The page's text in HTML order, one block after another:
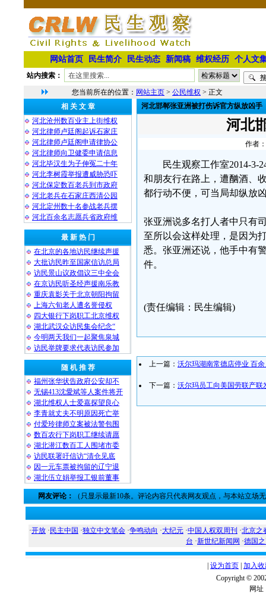
网站首页 民生简介 民生动态 新闻稿 维权经历 个人文
站内搜索：
您当前所在的位置： 网站主页 > 公民维权 > 正文
相 关 文 章
河北沧州数百业主上街维权
河北律师卢廷阁起诉石家庄
河北律师卢廷阁申请律协公
河北律师向卫健委申请信息
河北毕汉生为子伸冤二十年
河北李树霞举报遭威胁恐吓
河北保定数百老兵到市政府
河北老兵在石家庄西清公园
河北定州数十名参战老兵摆
河北百余名志愿兵省政府维
最 新 热 门
在北京的各地访民继续声援
大批访民昨至国家信访总局
访民景山议政倡议三中全会
在京访民听圣经声援南乐教
重庆袁影关于北京朝阳拘留
上海六旬老人遭名誉侵权
四大银行下岗职工北京维权
湖北武汉众访民集会纪念“
今明两天我们一起聚焦泉城
访民举牌要求代表访民参加
随 机 推 荐
福州张华状告政府公安却不
无锡413沈愛斌等人案件将开
湖北维权人士爱嘉探望良心
李青就丈夫不明原因死亡举
付爱玲律师立案被法警包围
数百农行下岗职工继续请愿
湖北潜江数百工人围堵市委
访民联署吁信访“清仓见底
因一元车票被拘留的辽宁退
湖北伍立娟举报工银前董事
河北邯郸张亚洲被打伤诉官方纵放凶手
河北
作者
民生观察工作室2014-3-
和朋友行在路上，遭酗酒、
都行动不便，可当局却纵放
张亚洲说多名打人者中只有
至所以会这样处理，是因为
悉。张亚洲还说，他手中有
件。
(责任编辑：民生编辑)
上一篇： 沃尔玛湖南常德店停业 百
下一篇： 沃尔玛员工向美国劳联产
网友评论： （只显示最新10条。评论内容只代表网友观点，与本站立场
·开放 · 民主中国 ·独立中文笔会 ·争鸣动向 ·大纪元 ·中国人权双周刊 ·北京之
台 ·新世纪新闻网 ·德国
设为首页 加入
Copyright ©
网址